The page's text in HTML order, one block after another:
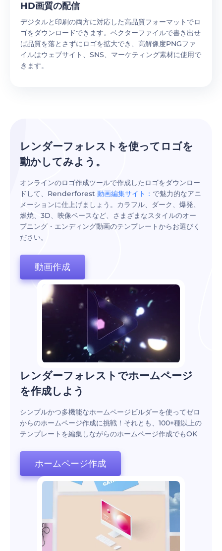
HD画質の配信
デジタルと印刷の両方に対応した高品質フォーマットでロ
ゴをダウンロードできます。ベクターファイルで書き出せ
ば品質を落とさずにロゴを拡大でき、高解像度PNGファ
イルはウェブサイト、SNS、マーケティング素材に使用で
きます。
レンダーフォレストを使ってロゴを
動かしてみよう。
オンラインのロゴ作成ツールで作成したロゴをダウンロー
ドして、Renderforest 動画編集サイト： で魅力的なアニ
メーションに仕上げましょう。カラフル、ダーク、爆発、
燃焼、3D、映像ベースなど、さまざまなスタイルのオー
プニング・エンディング動画のテンプレートからお選びく
ださい。
動画作成
レンダーフォレストでホームページ
を作成しよう
シンプルかつ多機能なホームページビルダーを使ってゼロ
からのホームページ作成に挑戦！それとも、100+種以上の
テンプレートを編集しながらのホームページ作成でもOK
ホームページ作成